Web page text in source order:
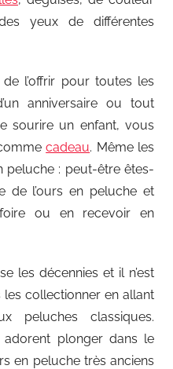
yeux de différentes
l’offrir pour toutes les
anniversaire ou tout
sourire un enfant, vous
cadeau. Même les
peluche : peut-être êtes-
de l’ours en peluche et
ou en recevoir en
les décennies et il n’est
collectionner en allant
peluches classiques.
adorent plonger dans le
en peluche très anciens